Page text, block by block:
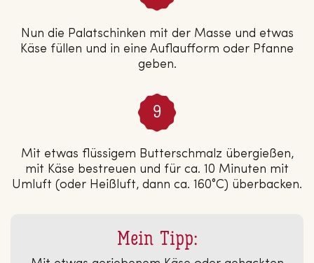
Nun die Palatschinken mit der Masse und etwas
Käse füllen und in eine Auflaufform oder Pfanne
geben.
Mit etwas flüssigem Butterschmalz übergießen,
mit Käse bestreuen und für ca. 10 Minuten mit
Umluft (oder Heißluft, dann ca. 160°C) überbacken.
Mein Tipp: